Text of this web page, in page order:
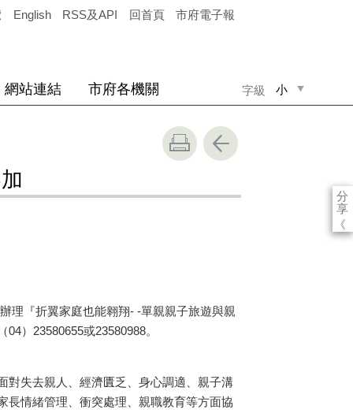
English RSS及API 回首頁 市府電子報
字級 小
網站連結 市府各機關
分
享
《
『折翼家庭也能翱翔- -單親親子旅遊與親
）23580655或23580988。
失去親人、經濟匱乏、身心調適、親子溝
長情緒管理、衝突處理、親職教育等方面協